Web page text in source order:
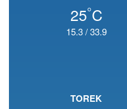
25°C
15.3/33.9
TOREK